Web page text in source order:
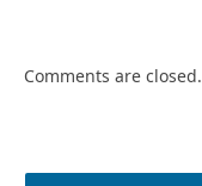
Comments are closed.